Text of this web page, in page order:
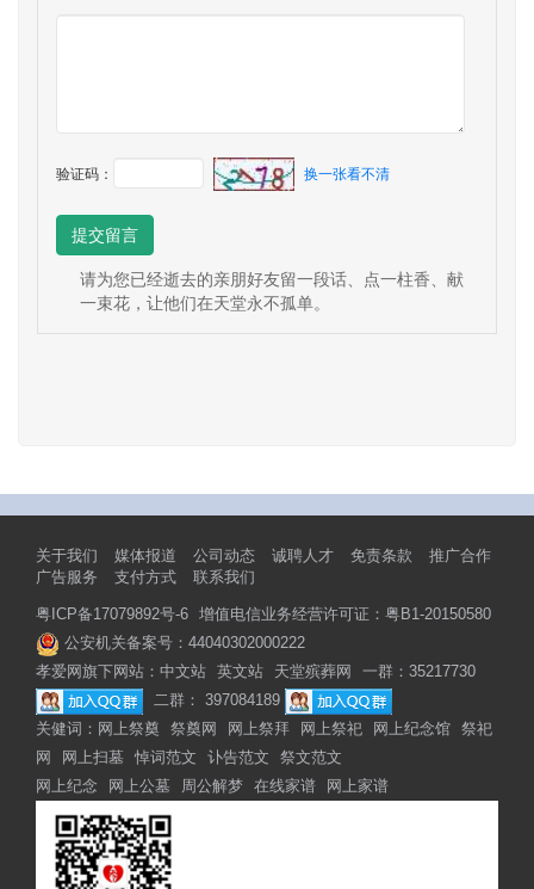
验证码： 换一张看不清
提交留言
请为您已经逝去的亲朋好友留一段话、点一柱香、献
一束花，让他们在天堂永不孤单。
关于我们 媒体报道 公司动态 诚聘人才 免责条款
推广合作
广告服务
支付方式 联系我们
粤ICP备17079892号-6 增值电信业务经营许可证：粤B1-20150580
公安机关备案号：44040302000222
孝爱网旗下网站： 中文站 英文站 天堂殡葬网
一群：35217730
二群： 397084189
关健词： 网上祭奠 祭奠网 网上祭拜 网上祭祀 网上纪念馆 祭祀
网
网上扫墓 悼词范文 讣告范文
祭文范文
网上纪念
网上公墓 周公解梦 在线家谱 网上家谱